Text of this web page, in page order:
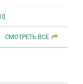
СМОТРЕТЬ ВСЕ